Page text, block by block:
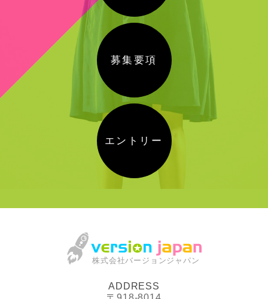
募集要項
エントリー
株式会社バージョンジャパン
ADDRESS